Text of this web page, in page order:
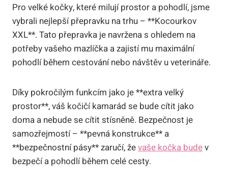
Pro velké kočky, které milují prostor a pohodlí, jsme
vybrali nejlepší přepravku na trhu – **Kocourkov
XXL**. Tato přepravka je navržena s ohledem na
potřeby vašeho mazlíčka a zajistí mu maximální
pohodlí během cestování nebo návštěv u veterináře.
Díky pokročilým funkcím jako je **extra velký
prostor**, váš kočičí kamarád se bude cítit jako
doma a nebude se cítit stísněně. Bezpečnost je
samozřejmostí – **pevná konstrukce** a
**bezpečnostní pásy** zaručí, ževaše kočka budev
bezpečí a pohodlí během celé cesty.